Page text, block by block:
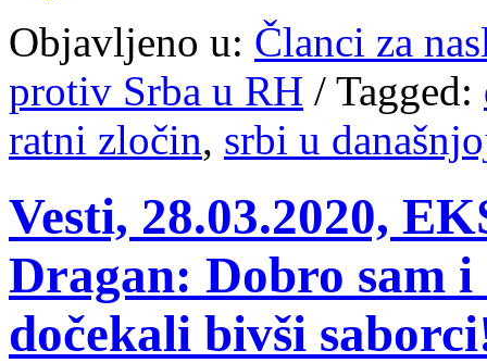
Objavljeno u: Članci za
protiv Srba u RH / Tagged:
ratni zločin, srbi u
Vesti, 28.03.2020,
Dragan: Dobro sam
dočekali bivši